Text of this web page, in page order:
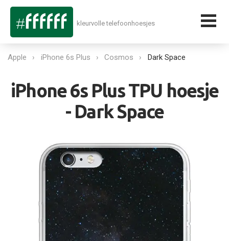
kleurvolle telefoonhoesjes
Apple iPhone 6s Plus Cosmos Dark Space
iPhone 6s Plus TPU hoesje
- Dark Space